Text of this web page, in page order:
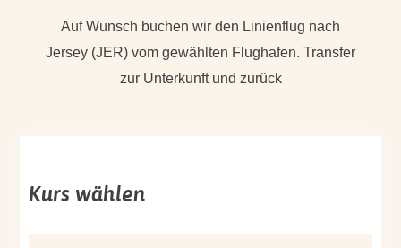
Auf Wunsch buchen wir den Linienflug nach
Jersey (JER) vom gewählten Flughafen. Transfer
zur Unterkunft und zurück
Kurs wählen